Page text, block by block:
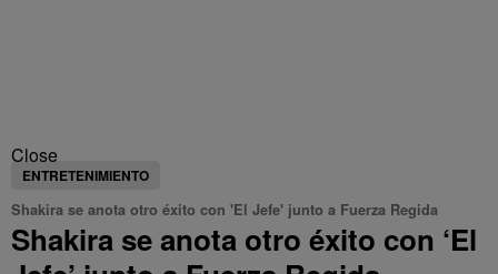
Close
ENTRETENIMIENTO
Shakira se anota otro éxito con 'El Jefe' junto a Fuerza Regida
Shakira se anota otro éxito con ‘El